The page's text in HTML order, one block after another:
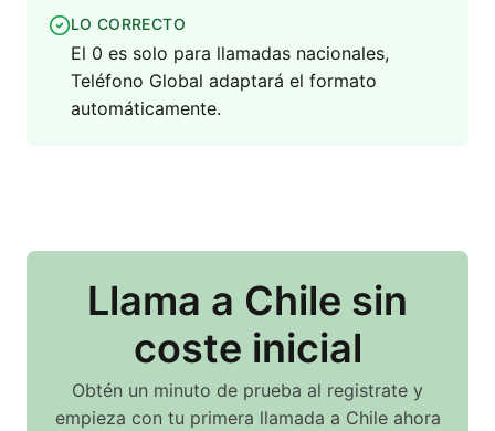
LO CORRECTO
El 0 es solo para llamadas nacionales,
Teléfono Global adaptará el formato
automáticamente.
Llama a Chile sin
coste inicial
Obtén un minuto de prueba al registrate y
empieza con tu primera llamada a Chileahora